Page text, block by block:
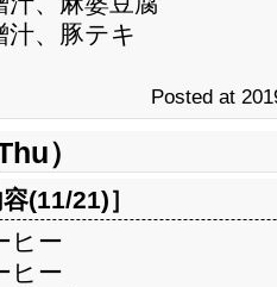
汁、豚テキ
Posted at
）
(11/21)］
ヒー
ヒー